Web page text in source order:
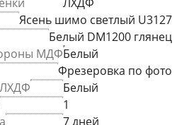
Ясень шимо светлый U3127
Белый DM1200 глянец
МДФБелый
Фрезеровка по фото
ЛХДФ
Белый
1
7 дней